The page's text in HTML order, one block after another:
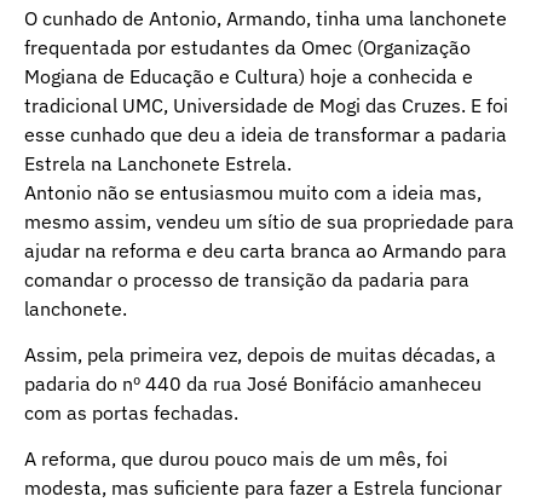
O cunhado de Antonio, Armando, tinha uma lanchonete
frequentada por estudantes da Omec (Organização
Mogiana de Educação e Cultura) hoje a conhecida e
tradicional UMC, Universidade de Mogi das Cruzes. E foi
esse cunhado que deu a ideia de transformar a padaria
Estrela na Lanchonete Estrela.
Antonio não se entusiasmou muito com a ideia mas,
mesmo assim, vendeu um sítio de sua propriedade para
ajudar na reforma e deu carta branca ao Armando para
comandar o processo de transição da padaria para
lanchonete.
Assim, pela primeira vez, depois de muitas décadas, a
padaria do nº 440 da rua José Bonifácio amanheceu
com as portas fechadas.
A reforma, que durou pouco mais de um mês, foi
modesta, mas suficiente para fazer a Estrela funcionar